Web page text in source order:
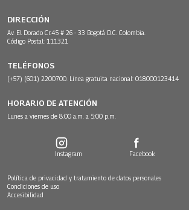
DIRECCIÓN
Av. El Dorado Cr.45 # 26 - 33 Bogotá D.C. Colombia.
Código Postal: 111321
TELÉFONOS
(+57) (601) 2200700. Línea gratuita nacional: 018000123414
HORARIO DE ATENCIÓN
Lunes a viernes de 8:00 a.m. a 5:00 p.m.
Instagram Facebook
Política de privacidad y tratamiento de datos personales
Condiciones de uso
Accesibilidad